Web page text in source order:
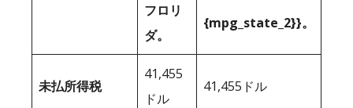
フロリ
ダ。
{mpg_state_2}}。
未払所得税
41,455
ドル
41,455ドル